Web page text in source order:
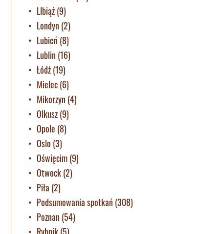
LIbiąż(9)
Londyn (2)
Lubień (8)
Lublin (16)
Łódź(19)
Mielec(6)
Mikorzyn (4)
Olkusz(9)
Opole (8)
Oslo (3)
Oświęcim(9)
Otwock(2)
Piła (2)
Podsumowania spotkań (308)
Poznan (54)
Rybnik(5)